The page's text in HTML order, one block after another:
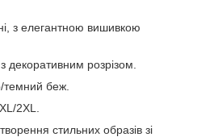
з елегантною вишивкою
декоративним розрізом.
темний беж.
2XL.
стильних образів зі